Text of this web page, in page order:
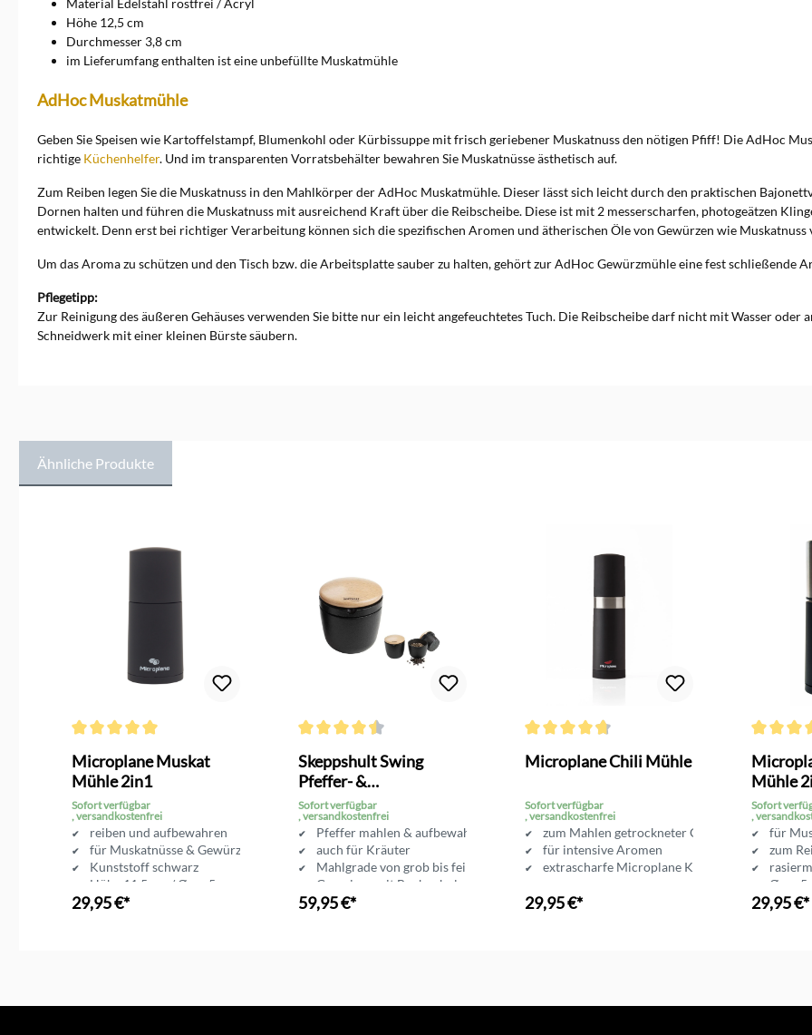
professionelle Küchenchefs –
AdHoc bietet für jeden die
passenden Produkte.
Entdecken Sie die Vielfalt und
erleben Sie Küchenutensilien,
Kontakt zu der Marke ist
möglich über AdHoc
GmbH, Im Pfeifferswörth 16,
68167 Mannheim,
info@adhoc-design.de
Material Edelstahl rostfrei / Acryl
Höhe 12,5 cm
Durchmesser 3,8 cm
im Lieferumfang enthalten ist eine unbefüllte Muskatmühle
AdHoc Muskatmühle
Geben Sie Speisen wie Kartoffelstampf, Blumenkohl oder Kürbissuppe mit frisch geriebener Muskatnuss den nötigen Pfiff! Die AdHoc
richtige Küchenhelfer. Und im transparenten Vorratsbehälter bewahren Sie Muskatnüsseästhetisch auf.
Zum Reiben legen Sie die Muskatnuss in den Mahlkörper der AdHoc Muskatmühle. Dieser lässt sich leicht durch den praktischen
Dornen halten und führen die Muskatnuss mit ausreichend Kraft über die Reibscheibe. Diese ist mit 2 messerscharfen, photogeätzen
entwickelt. Denn erst bei richtiger Verarbeitung können sich die spezifischen Aromen und ätherischen Öle von Gewürzen wie
Um das Aroma zu schützen und den Tisch bzw. die Arbeitsplatte sauber zu halten, gehört zur AdHoc Gewürzmühle eine fest schließende
Pflegetipp:
Zur Reinigung des äußeren Gehäuses verwenden Sie bitte nur ein leicht angefeuchtetes Tuch. Die Reibscheibe darf nicht mit Wasser oder
Schneidwerk mit einer kleinen Bürste säubern.
Ähnliche Produkte
Microplane Muskat
Mühle 2in1
Sofort verfügbar
, versandkostenfrei
reiben und aufbewahren
für Muskatnüsse & Gewürze
Kunststoff schwarz
Höhe 11,5 cm / Ø ca. 5 cm
29,95 €*
Skeppshult Swing
Pfeffer- &
Kräutermühle Buche
Sofort verfügbar
, versandkostenfrei
Pfeffer mahlen & aufbewahren
auch für Kräuter
Mahlgrade von grob bis fein
Gusseisen mit Buchenholzdeckel
59,95 €*
Microplane Chili Mühle
Sofort verfügbar
, versandkostenfrei
zum Mahlen getrockneter Chilischoten
für intensive Aromen
extrascharfe Microplane Klinge
29,95 €*
Mühle
Sofort
,
für
zum
Ø ca. 5
29,95 €*